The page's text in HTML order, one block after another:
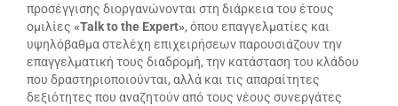
προσέγγισης διοργανώνονται στη διάρκεια του έτους
ομιλίες «Talktothe Expert», όπου επαγγελματίες και
υψηλόβαθμα στελέχη επιχειρήσεων παρουσιάζουν την
επαγγελματική τους διαδρομή, την κατάσταση του κλάδου
που δραστηριοποιούνται, αλλά και τις απαραίτητες
δεξιότητες που αναζητούν από τους νέους συνεργάτες